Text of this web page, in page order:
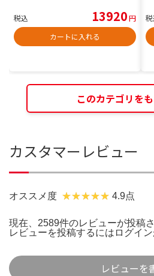
税込 13920円
カートに入れる
このカテゴリを
カスタマーレビュー
オススメ度 4.9点
現在、2589件のレビューが投稿
レビューを投稿するには ログイン
レビューを